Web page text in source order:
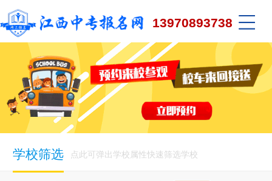
13970893738
学校筛选 点此可弹出学校属性快速筛选学校